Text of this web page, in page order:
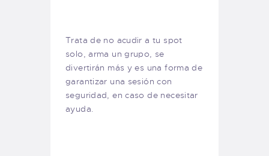
Trata de no acudir a tu spot
solo, arma un grupo, se
divertirán más y es una forma de
garantizar una sesión con
seguridad, en caso de necesitar
ayuda.